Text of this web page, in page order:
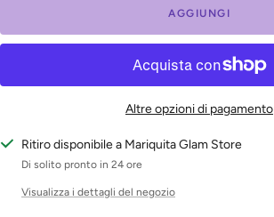
AGGIUNGI
Altre opzioni di pagamento
Ritiro disponibile a Mariquita Glam Store
Di solito pronto in 24 ore
Visualizza i dettagli del negozio